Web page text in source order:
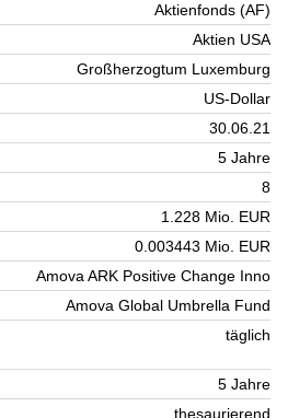
Aktienfonds (AF)
Aktien USA
Großherzogtum Luxemburg
US-Dollar
30.06.21
5 Jahre
8
1.228 Mio. EUR
0.003443 Mio. EUR
Amova ARK Positive Change Inno
Amova Global Umbrella Fund
täglich
5 Jahre
thesaurierend